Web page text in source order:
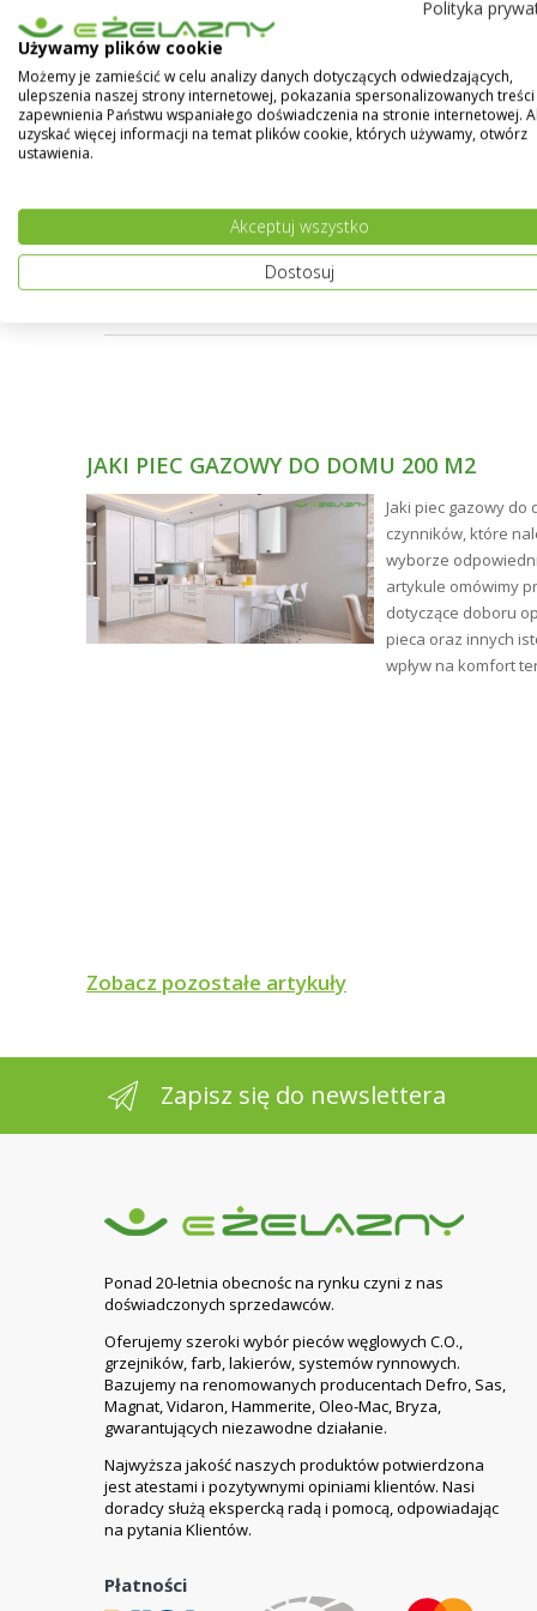
JAKI PIEC GAZOWY DO DOMU 200 M2
Jaki piec gazowy do
czynników, które
wyborze
artykule omówimy
dotyczące doboru
pieca oraz innych
wpływ na komfort
Zobacz pozostałe artykuły
Zapisz się do newslettera
Ponad 20-letnia obecnośc na rynku czyni z nas
doświadczonych sprzedawców.
Oferujemy szeroki wybór pieców węglowych C.O.,
grzejników, farb, lakierów, systemów rynnowych.
Bazujemy na renomowanych producentach Defro, Sas,
Magnat, Vidaron, Hammerite, Oleo-Mac, Bryza,
gwarantujących niezawodne działanie.
Najwyższa jakość naszych produktów potwierdzona
jest atestami i pozytywnymi opiniami klientów. Nasi
doradcy służą ekspercką radą i pomocą, odpowiadając
na pytania Klientów.
Płatności
Polityka
Używamy plików cookie
Możemy je zamieścić w celu analizy danych dotyczących odwiedzających,
ulepszenia naszej strony internetowej, pokazania spersonalizowanych treści
zapewnienia Państwu wspaniałego doświadczenia na stronie internetowej.
uzyskać więcej informacji na temat plików cookie, których używamy, otwórz
ustawienia.
Akceptuj wszystko
Dostosuj